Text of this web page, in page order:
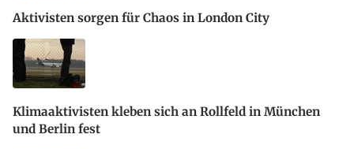
Aktivisten sorgen für Chaos in London City
Klimaaktivisten kleben sich an Rollfeld in München
und Berlin fest